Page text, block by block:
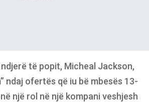
të popit, Micheal Jackson,
ndaj ofertës që iu bë mbesës 13-
një rol në një kompani veshjesh